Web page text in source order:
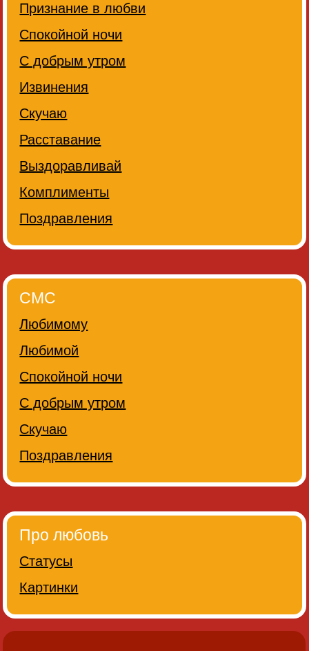
Признание в любви
Спокойной ночи
С добрым утром
Извинения
Скучаю
Расставание
Выздоравливай
Комплименты
Поздравления
СМС
Любимому
Любимой
Спокойной ночи
С добрым утром
Скучаю
Поздравления
Про любовь
Статусы
Картинки